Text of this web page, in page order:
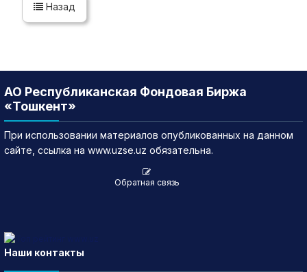
Назад
АО Республиканская Фондовая Биржа
«Тошкент»
При использовании материалов опубликованных на данном
сайте, ссылка на www.uzse.uz обязательна.
Обратная связь
Наши контакты